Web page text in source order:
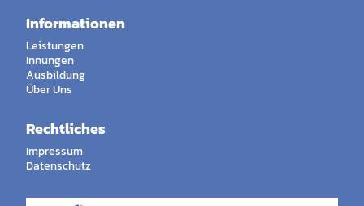
Informationen
Leistungen
Innungen
Ausbildung
Über Uns
Rechtliches
Impressum
Datenschutz